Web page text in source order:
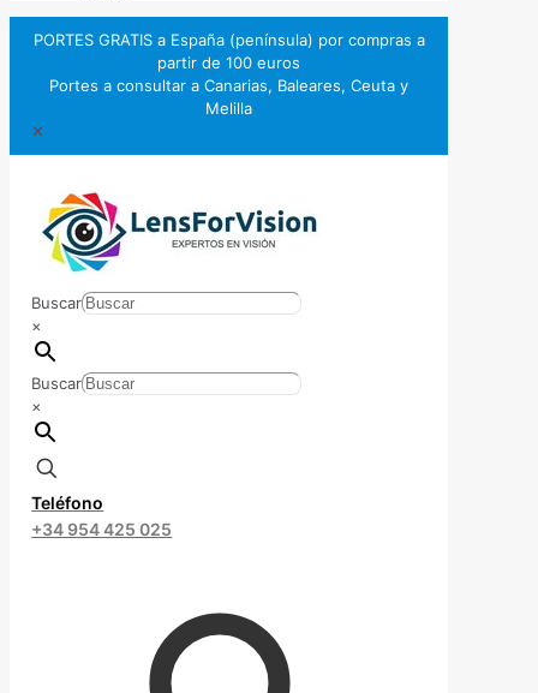
PORTES GRATIS a España (península) por compras a
partir de 100 euros
Portes a consultar a Canarias, Baleares, Ceuta y
Melilla
✕
Buscar
×
Buscar
×
Teléfono
+34 954 425 025